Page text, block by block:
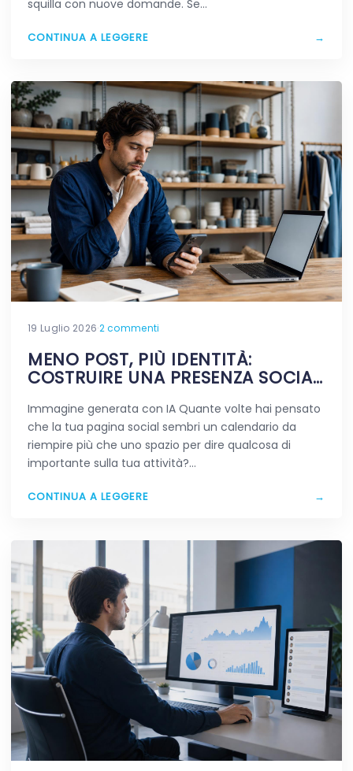
squilla con nuove domande. Se…
CONTINUA A LEGGERE →
19 Luglio 2026·2 commenti
MENO POST, PIÙ IDENTITÀ:
COSTRUIRE UNA PRESENZA SOCIAL
Immagine generata con IA Quante volte hai pensato
che la tua pagina social sembri un calendario da
riempire più che uno spazio per dire qualcosa di
importante sulla tua attività?…
CONTINUA A LEGGERE →